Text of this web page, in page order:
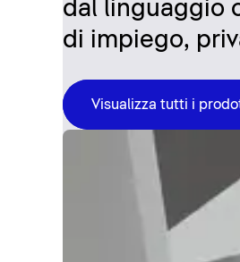
dal linguaggio
di impiego,
Visualizza tutti i